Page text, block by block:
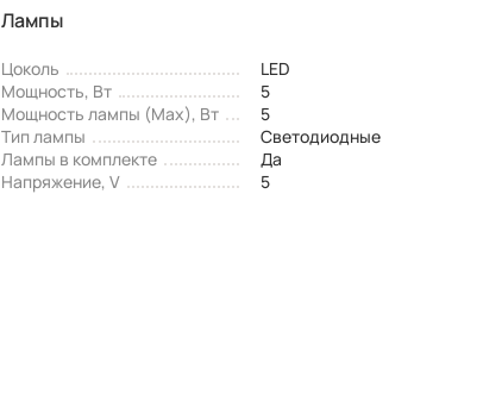
Лампы
Цоколь
LED
Мощность, Вт
5
Мощность лампы (Max), Вт
5
Тип лампы
Светодиодные
Лампы в комплекте
Да
Напряжение, V
5